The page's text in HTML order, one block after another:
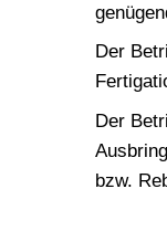
Der
Der
bzw.
SIE?